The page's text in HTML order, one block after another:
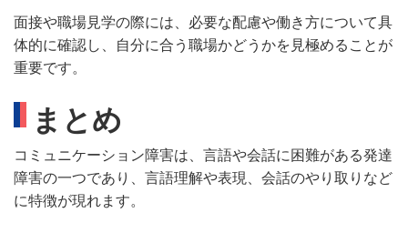
面接や職場見学の際には、必要な配慮や働き方について具
体的に確認し、自分に合う職場かどうかを見極めることが
重要です。
まとめ
コミュニケーション障害は、言語や会話に困難がある発達
障害の一つであり、言語理解や表現、会話のやり取りなど
に特徴が現れます。